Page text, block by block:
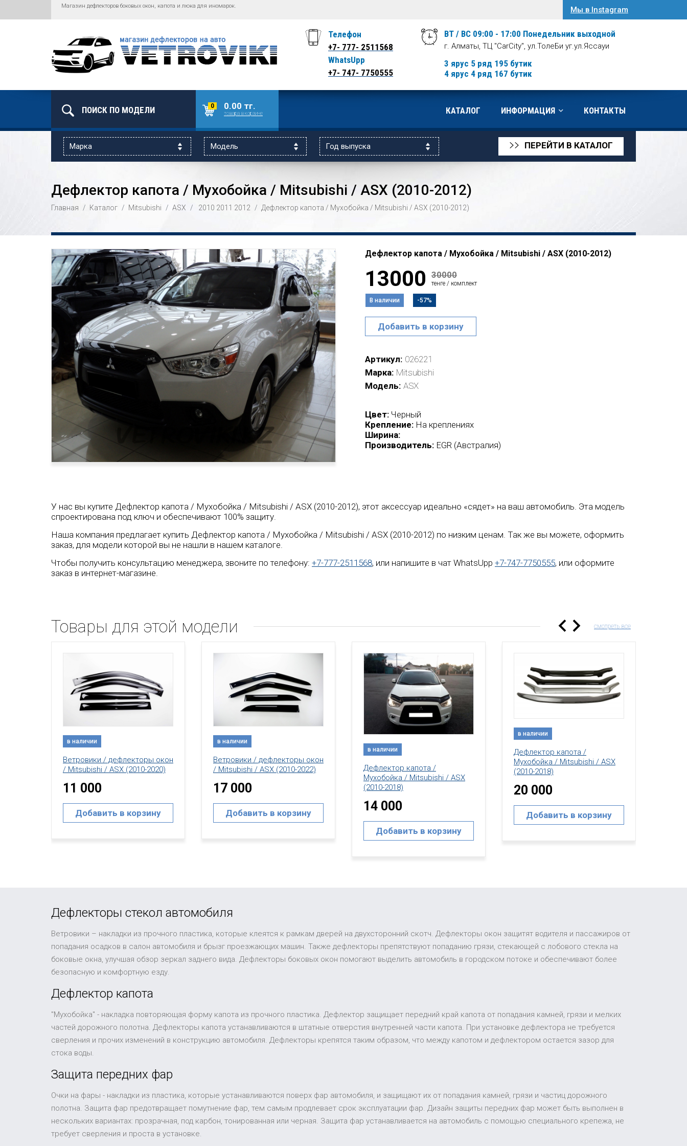
Магазин дефлекторов боковых окон, капота и люка для иномарок. Мы в Instagram
Телефон
+7- 777- 2511568
WhatsUpp
+7- 747- 7750555
ВТ / ВС 09:00 - 17:00 Понедельник выходной
г. Алматы, ТЦ "CarCity", ул.ТолеБи уг.ул.Яссауи
3 ярус 5 ряд 195 бутик
4 ярус 4 ряд 167 бутик
0 0.00 тг.
товара в корзине КАТАЛОГ ИНФОРМАЦИЯ КОНТАКТЫ
>> ПЕРЕЙТИ В КАТАЛОГ
Дефлектор капота / Мухобойка / Mitsubishi / ASX (2010-2012)
Главная Каталог Mitsubishi ASX 2010 2011 2012 Дефлектор капота / Мухобойка / Mitsubishi / ASX (2010-2012)
Дефлектор капота / Мухобойка / Mitsubishi / ASX (2010-2012)
13000 30000
тенге / комплект
В наличии -57%
Добавить в корзину
Артикул 026221
Марка Mitsubishi
Модель ASX
Цвет: Черный
Крепление: На креплениях
Ширина:
Производитель: EGR (Австралия)
У нас вы купите Дефлектор капота / Мухобойка / Mitsubishi / ASX (2010-2012), этот аксессуар идеально «сядет» на ваш автомобиль. Эта модель
спроектирована под ключ и обеспечивают 100% защиту.
Наша компания предлагает купить Дефлектор капота / Мухобойка / Mitsubishi / ASX (2010-2012) по низким ценам. Так же вы можете, оформить
заказ, для модели которой вы не нашли в нашем каталоге.
Чтобы получить консультацию менеджера, звоните по телефону: +7-777-2511568, или напишите в чат WhatsUpp +7-747-7750555, или оформите
заказ в интернет-магазине.
Товары для этой модели смотреть все
в наличии
Ветровики / дефлекторы окон
/ Mitsubishi / ASX (2010-2022)
17 000
Добавить в корзину
в наличии
Дефлектор капота /
(2010-2018)
14 000
в наличии
Дефлектор капота /
(2010-2018)
20 000
в наличии
Дефлектор капота /
Мухобойка / Mitsubishi / ASX
(2019+)
20 000
Добавить в корзину
Дефлекторы стекол автомобиля
Ветровики – накладки из прочного пластика, которые клеятся к рамкам дверей на двухсторонний скотч. Дефлекторы окон защитят водителя и пассажиров от
попадания осадков в салон автомобиля и брызг проезжающих машин. Также дефлекторы препятствуют попаданию грязи, стекающей с лобового стекла на
боковые окна, улучшая обзор зеркал заднего вида. Дефлекторы боковых окон помогают выделить автомобиль в городском потоке и обеспечивают более
безопасную и комфортную езду.
Дефлектор капота
"Мухобойка" - накладка повторяющая форму капота из прочного пластика. Дефлектор защищает передний край капота от попадания камней, грязи и мелких
частей дорожного полотна. Дефлекторы капота устанавливаются в штатные отверстия внутренней части капота. При установке дефлектора не требуется
сверления и прочих изменений в конструкцию автомобиля. Дефлекторы крепятся таким образом, что между капотом и дефлектором остается зазор для
стока воды.
Защита передних фар
Очки на фары - накладки из пластика, которые устанавливаются поверх фар автомобиля, и защищают их от попадания камней, грязи и частиц дорожного
полотна. Защита фар предотвращает помутнение фар, тем самым продлевает срок эксплуатации фар. Дизайн защиты передних фар может быть выполнен в
нескольких вариантах: прозрачная, под карбон, тонированная или черная. Защита фар устанавливается на автомобиль с помощью специального крепежа, не
требует сверления и проста в установке.